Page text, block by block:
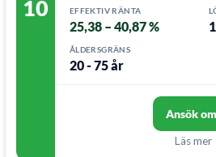
10 EFFEKTIV RÄNTA
25,38 – 40,87 %
ÅLDERSGRÄNS
20 - 75 år
Ansök
Läs